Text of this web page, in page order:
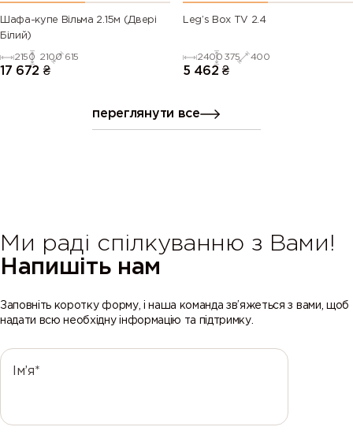
Шафа-купе Вільма 2.15м (Двері
Білий)
2150 2100 615
17 672 ₴
Leg’s Box TV 2.4
2400 375 400
5 462 ₴
переглянути все
Ми раді спілкуванню з Вами!
Напишіть нам
Заповніть коротку форму, і наша команда зв’яжеться з вами, щоб
надати всю необхідну інформацію та підтримку.
Ім’я*